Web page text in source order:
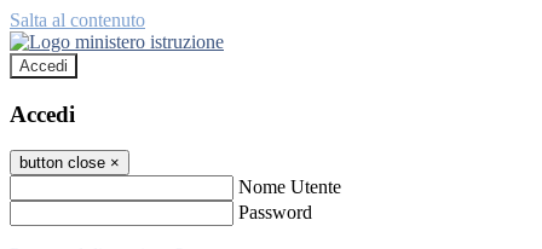
Salta al contenuto
Accedi
Accedi
button close ×
Nome Utente
Password